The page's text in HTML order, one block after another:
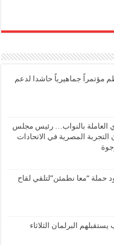
مؤتمراً جماهيرياً حاشدا لدعم
العاملة بالنواب… رئيس مجلس
التجربة المصرية في الاتحادات
“معا نطمئن”لتلقي لقاح
أول 100 نائب يستقبلهم البرلمان الثلاثاء